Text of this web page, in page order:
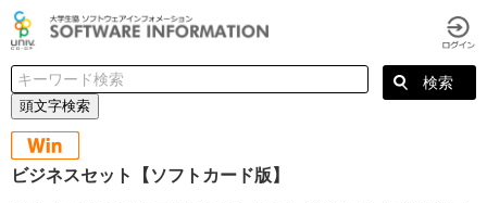
頭文字検索
ビジネスセット【ソフトカード版】